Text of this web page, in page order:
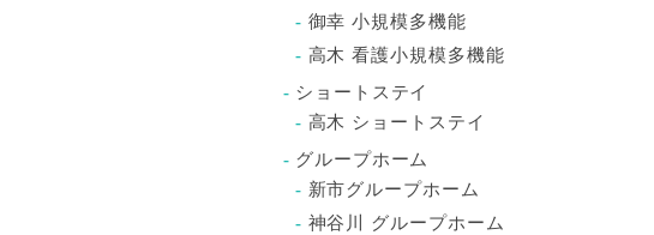
御幸 小規模多機能
高木 看護小規模多機能
ショートステイ
高木 ショートステイ
グループホーム
新市グループホーム
神谷川 グループホーム